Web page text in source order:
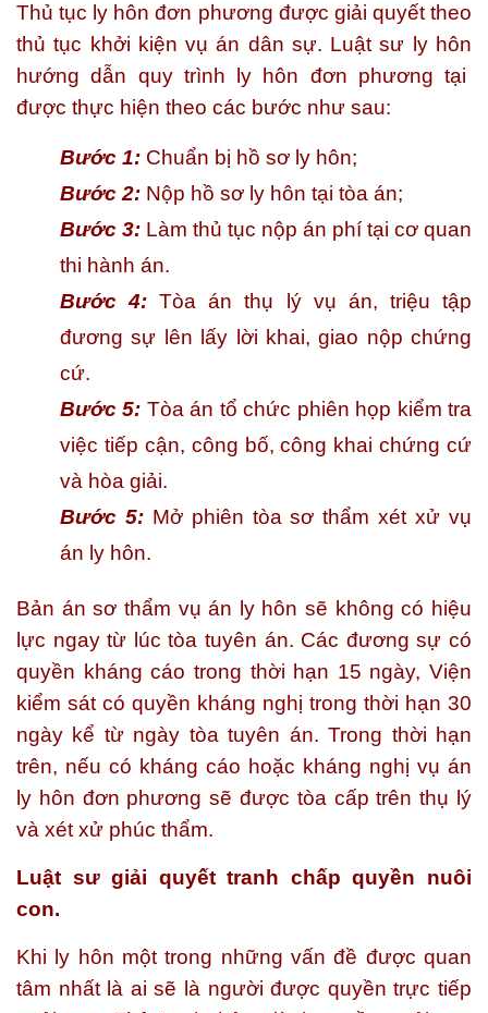
Thủ tục ly hôn đơn phương được giải quyết theo
thủ tục khởi kiện vụ án dân sự. Luật sư ly hôn
hướng dẫn quy trình ly hôn đơn phương tại
được thực hiện theo các bước như sau:
Bước 1: Chuẩn bị hồ sơ ly hôn;
Bước 2: Nộp hồ sơ ly hôn tại tòa án;
Bước 3: Làm thủ tục nộp án phí tại cơ quan
thi hành án.
Bước 4: Tòa án thụ lý vụ án, triệu tập
đương sự lên lấy lời khai, giao nộp chứng
cứ.
Bước 5: Tòa án tổ chức phiên họp kiểm tra
việc tiếp cận, công bố, công khai chứng cứ
và hòa giải.
Bước 5:Mở phiên tòa sơ thẩm xét xử vụ
án ly hôn.
Bản án sơ thẩm vụ án ly hôn sẽ không có hiệu
lực ngay từ lúc tòa tuyên án. Các đương sự có
quyền kháng cáo trong thời hạn 15 ngày, Viện
kiểm sát có quyền kháng nghị trong thời hạn 30
ngày kể từ ngày tòa tuyên án. Trong thời hạn
trên, nếu có kháng cáo hoặc kháng nghị vụ án
ly hôn đơn phương sẽ được tòa cấp trên thụ lý
và xét xử phúc thẩm.
Luật sư giải quyết tranh chấp quyền nuôi
con.
Khi ly hôn một trong những vấn đề được quan
tâm nhất là ai sẽ là người được quyền trực tiếp